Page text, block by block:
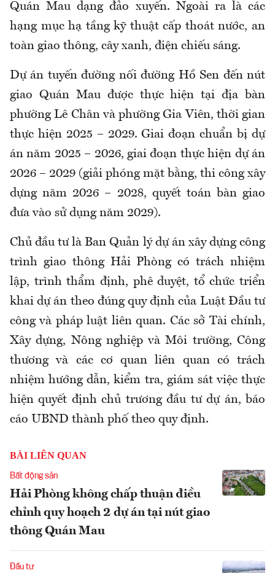
Quán Mau dạng đảo xuyến. Ngoài ra là các
hạng mục hạ tầng kỹ thuật cấp thoát nước, an
toàn giao thông, cây xanh, điện chiếu sáng.
Dự án tuyến đường nối đường Hồ Sen đến nút
giao Quán Mau được thực hiện tại địa bàn
phường Lê Chân và phường Gia Viên, thời gian
thực hiện 2025 – 2029. Giai đoạn chuẩn bị dự
án năm 2025 – 2026, giai đoạn thực hiện dự án
2026 – 2029 (giải phóng mặt bằng, thi công xây
dựng năm 2026 – 2028, quyết toán bàn giao
đưa vào sử dụng năm 2029).
Chủ đầu tư là Ban Quản lý dự án xây dựng công
trình giao thông Hải Phòng có trách nhiệm
lập, trình thẩm định, phê duyệt, tổ chức triển
khai dự án theo đúng quy định của Luật Đầu tư
công và pháp luật liên quan. Các sở Tài chính,
Xây dựng, Nông nghiệp và Môi trường, Công
thương và các cơ quan liên quan có trách
nhiệm hướng dẫn, kiểm tra, giám sát việc thực
hiện quyết định chủ trương đầu tư dự án, báo
cáo UBND thành phố theo quy định.
BÀI LIÊN QUAN
Bất động sản
Hải Phòng không chấp thuận điều
chỉnh quy hoạch 2 dự án tại nút giao
thông Quán Mau
Đầu tư